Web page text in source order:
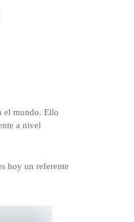
el mundo. Ello
a nivel
hoy un referente